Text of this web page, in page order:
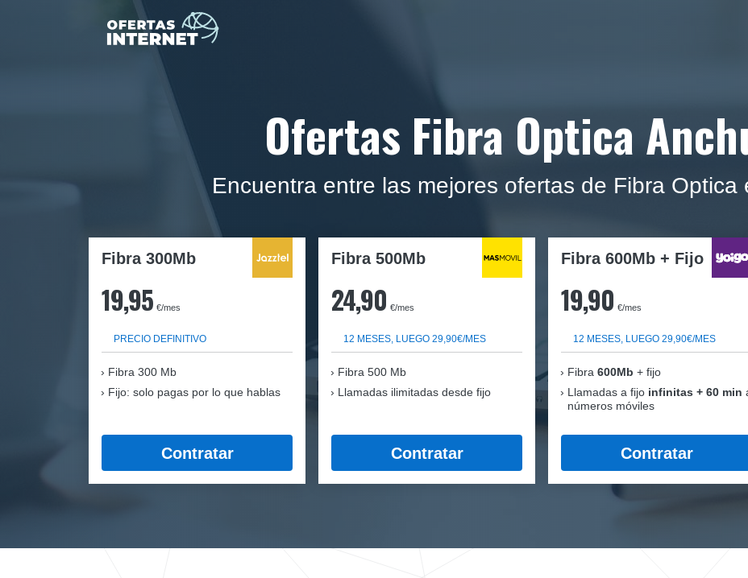
Ofertas Fibra Optica
Encuentra entre las mejores ofertas de Fibra Optica
Fibra 300Mb
19,95 €/mes
PRECIO DEFINITIVO
Fibra 300 Mb
Fijo: solo pagas por lo que hablas
Contratar
Fibra 500Mb
24,90 €/mes
12 MESES, LUEGO 29,90€/MES
Fibra 500 Mb
Llamadas ilimitadas desde fijo
Contratar
Fibra 600Mb + Fijo
19,90 €/mes
12 MESES, LUEGO 29,90€/MES
Fibra 600Mb + fijo
Llamadas a fijo infinitas + 60 min
números móviles
Contratar